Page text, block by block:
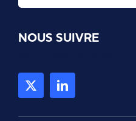
NOUS SUIVRE